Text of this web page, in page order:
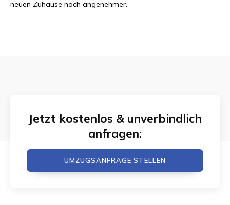
neuen Zuhause noch angenehmer.
Jetzt kostenlos & unverbindlich
anfragen:
UMZUGSANFRAGE STELLEN